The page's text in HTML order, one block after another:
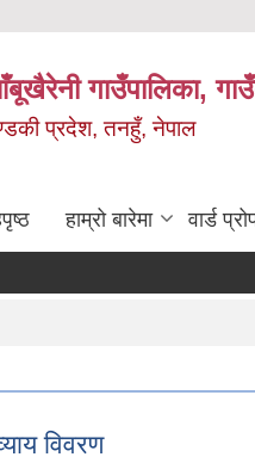
गाउँपालिका,
प्रदेश, तनहुँ, नेपाल
हाम्रो बारेमा वार्ड
विवरण